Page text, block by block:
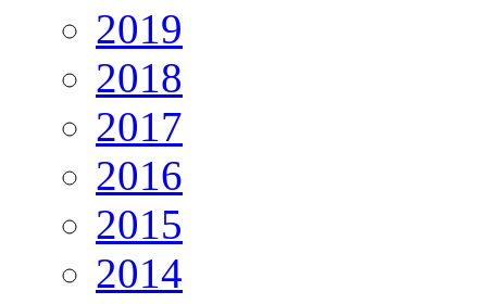
2019
2018
2017
2016
2015
2014